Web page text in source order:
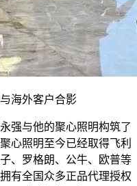
海外客户合影
强与他的聚心照明构筑了
心照明至今已经取得飞利
、罗格朗、公牛、欧普等
有全国众多正品代理授权